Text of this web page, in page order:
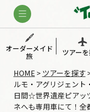
オーダーメイド
旅
ツアー
HOME > ツアーを探す
ルモ・アグリジェン
日間☆世界遺産ピアッ
ネへも専用車にて！全